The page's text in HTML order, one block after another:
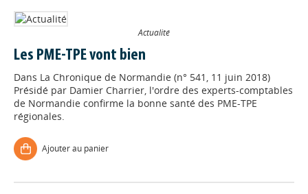
Actualité
Les PME-TPE vont bien
Dans La Chronique de Normandie (n° 541, 11 juin 2018)
Présidé par Damier Charrier, l'ordre des experts-comptables
de Normandie confirme la bonne santé des PME-TPE
régionales.
Ajouter au panier